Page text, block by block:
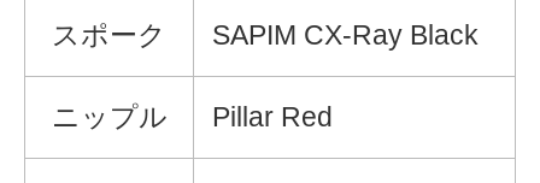
スポーク SAPIM CX-Ray Black
ニップル Pillar Red